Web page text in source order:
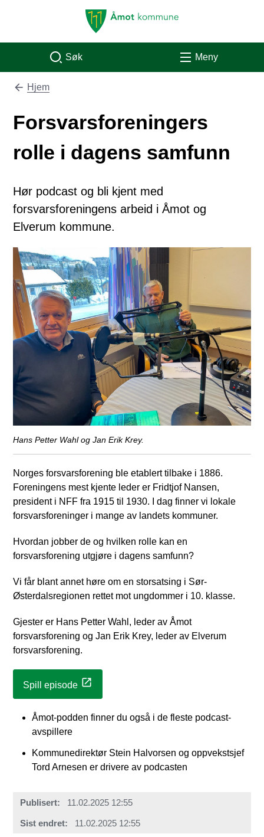
Åmot kommune
Søk Meny
Du er her:
Hjem
Forsvarsforeningers
rolle i dagens samfunn
Hør podcast og bli kjent med
forsvarsforeningens arbeid i Åmot og
Elverum kommune.
Hans Petter Wahl og Jan Erik Krey.
Norges forsvarsforening ble etablert tilbake i 1886.
Foreningens mest kjente leder er Fridtjof Nansen,
president i NFF fra 1915 til 1930. I dag finner vi lokale
forsvarsforeninger i mange av landets kommuner.
Hvordan jobber de og hvilken rolle kan en
forsvarsforening utgjøre i dagens samfunn?
Vi får blant annet høre om en storsatsing i Sør-
Østerdalsregionen rettet mot ungdommer i 10. klasse.
Gjester er Hans Petter Wahl, leder av Åmot
forsvarsforening og Jan Erik Krey, leder av Elverum
forsvarsforening.
Spill episode
Åmot-podden finner du også i de fleste podcast-
avspillere
Kommunedirektør Stein Halvorsen og oppvekstsjef
Tord Arnesen er drivere av podcasten
Publisert 11.02.2025 12:55
Sist endret 11.02.2025 12:55